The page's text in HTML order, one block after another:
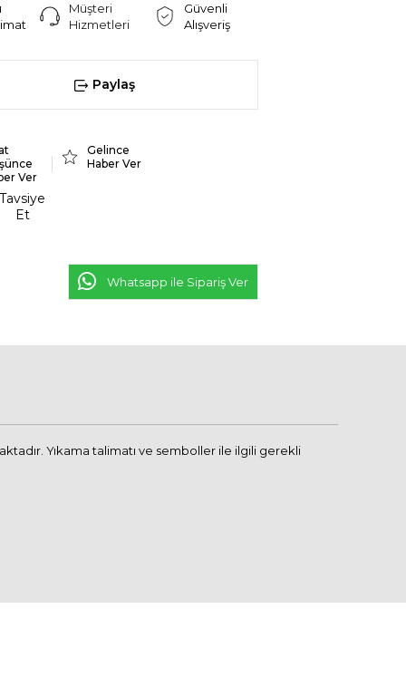
Müşteri
Hizmetleri
Güvenli
Alışveriş
Paylaş
Ver
Gelince
Haber Ver
Tavsiye
Et
Whatsapp ile Sipariş Ver
Yıkama talimatı ve semboller ile ilgili gerekli